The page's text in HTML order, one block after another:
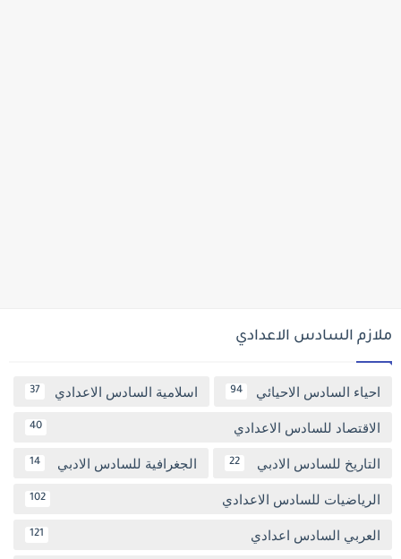
ملازم السادس الاعدادي
احياء السادس الاحيائي 94 اسلامية السادس الاعدادي 37
الاقتصاد للسادس الاعدادي 40
التاريخ للسادس الادبي 22 الجغرافية للسادس الادبي 14
الرياضيات للسادس الاعدادي 102
العربي السادس اعدادي 121